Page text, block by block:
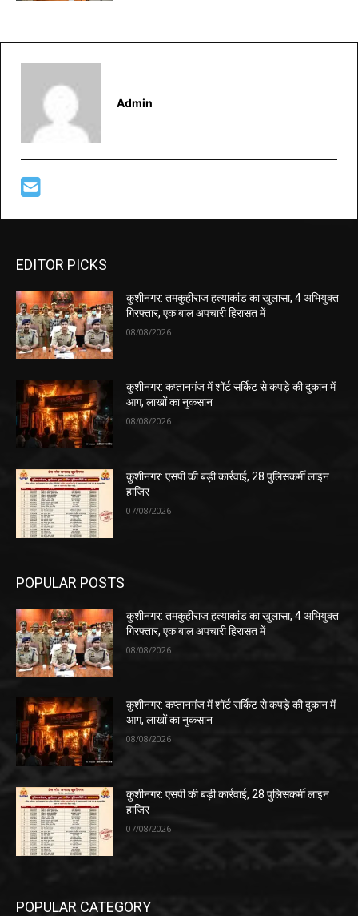
Admin
EDITOR PICKS
कुशीनगर: तमकुहीराज हत्याकांड का खुलासा, 4 अभियुक्त
गिरफ्तार, एक बाल अपचारी हिरासत में
08/08/2026
कुशीनगर: कप्तानगंज में शॉर्ट सर्किट से कपड़े की दुकान में
आग, लाखों का नुकसान
08/08/2026
कुशीनगर: एसपी की बड़ी कार्रवाई, 28 पुलिसकर्मी लाइन
हाजिर
07/08/2026
POPULAR POSTS
कुशीनगर: तमकुहीराज हत्याकांड का खुलासा, 4 अभियुक्त
गिरफ्तार, एक बाल अपचारी हिरासत में
08/08/2026
कुशीनगर: कप्तानगंज में शॉर्ट सर्किट से कपड़े की दुकान में
आग, लाखों का नुकसान
08/08/2026
कुशीनगर: एसपी की बड़ी कार्रवाई, 28 पुलिसकर्मी लाइन
हाजिर
07/08/2026
POPULAR CATEGORY